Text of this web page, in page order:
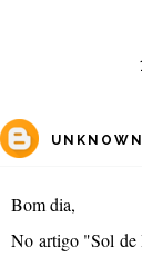
UNKNOWN
Bom dia,
No artigo "Sol de